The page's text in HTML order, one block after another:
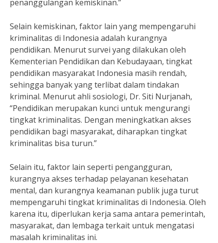
penanggulangan kemiskinan.”
Selain kemiskinan, faktor lain yang mempengaruhi
kriminalitas di Indonesia adalah kurangnya
pendidikan. Menurut survei yang dilakukan oleh
Kementerian Pendidikan dan Kebudayaan, tingkat
pendidikan masyarakat Indonesia masih rendah,
sehingga banyak yang terlibat dalam tindakan
kriminal. Menurut ahli sosiologi, Dr. Siti Nurjanah,
“Pendidikan merupakan kunci untuk mengurangi
tingkat kriminalitas. Dengan meningkatkan akses
pendidikan bagi masyarakat, diharapkan tingkat
kriminalitas bisa turun.”
Selain itu, faktor lain seperti pengangguran,
kurangnya akses terhadap pelayanan kesehatan
mental, dan kurangnya keamanan publik juga turut
mempengaruhi tingkat kriminalitas di Indonesia. Oleh
karena itu, diperlukan kerja sama antara pemerintah,
masyarakat, dan lembaga terkait untuk mengatasi
masalah kriminalitas ini.